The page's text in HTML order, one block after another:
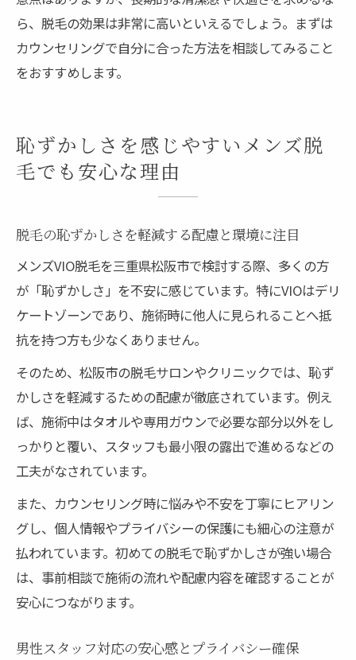
ら、脱毛の効果は非常に高いといえるでしょう。まずは
カウンセリングで自分に合った方法を相談してみること
をおすすめします。
恥ずかしさを感じやすいメンズ脱
毛でも安心な理由
脱毛の恥ずかしさを軽減する配慮と環境に注目
メンズVIO脱毛を三重県松阪市で検討する際、多くの方
が「恥ずかしさ」を不安に感じています。特にVIOはデリ
ケートゾーンであり、施術時に他人に見られることへ抵
抗を持つ方も少なくありません。
そのため、松阪市の脱毛サロンやクリニックでは、恥ず
かしさを軽減するための配慮が徹底されています。例え
ば、施術中はタオルや専用ガウンで必要な部分以外をし
っかりと覆い、スタッフも最小限の露出で進めるなどの
工夫がなされています。
また、カウンセリング時に悩みや不安を丁寧にヒアリン
グし、個人情報やプライバシーの保護にも細心の注意が
払われています。初めての脱毛で恥ずかしさが強い場合
は、事前相談で施術の流れや配慮内容を確認することが
安心につながります。
男性スタッフ対応の安心感とプライバシー確保